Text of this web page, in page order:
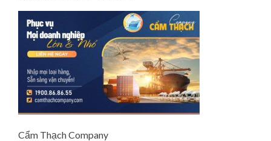
Cẩm Thạch Company